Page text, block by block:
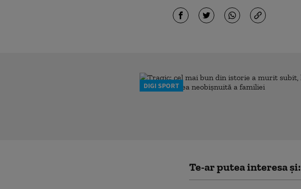
DIGI SPORT
Te-ar putea interesa și: